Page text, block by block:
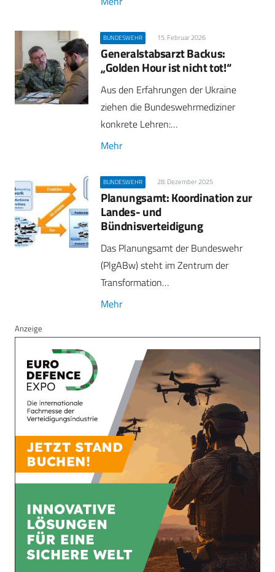
BUNDESWEHR 15. Februar 2026
Generalstabsarzt Backus:
„Golden Hour ist nicht tot!“
Aus den Erfahrungen der Ukraine
ziehen die Bundeswehrmediziner
konkrete Lehren:…
Mehr
BUNDESWEHR 28. Dezember 2025
Planungsamt: Koordination zur
Landes- und
Bündnisverteidigung
Das Planungsamt der Bundeswehr
(PlgABw) steht im Zentrum der
Transformation…
Mehr
Anzeige